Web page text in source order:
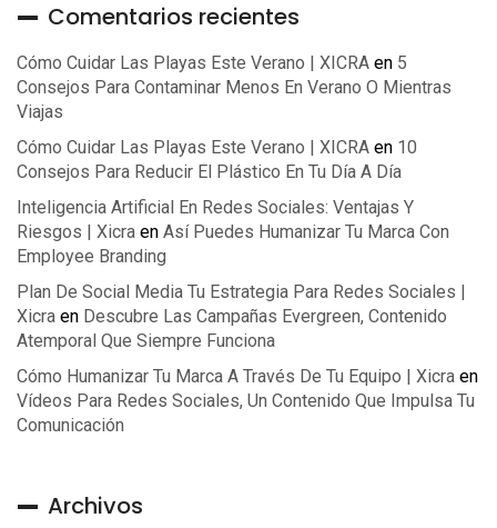
Comentarios recientes
Cómo Cuidar Las Playas Este Verano | XICRA en 5
Consejos Para Contaminar Menos En Verano O Mientras
Viajas
Cómo Cuidar Las Playas Este Verano | XICRA en 10
Consejos Para Reducir El Plástico En Tu Día A Día
Inteligencia Artificial En Redes Sociales: Ventajas Y
Riesgos | Xicra en Así Puedes Humanizar Tu Marca Con
Employee Branding
Plan De Social Media Tu Estrategia Para Redes Sociales |
Xicra en Descubre Las Campañas Evergreen, Contenido
Atemporal Que Siempre Funciona
Cómo Humanizar Tu Marca A Través De Tu Equipo | Xicra en
Vídeos Para Redes Sociales, Un Contenido Que Impulsa Tu
Comunicación
Archivos